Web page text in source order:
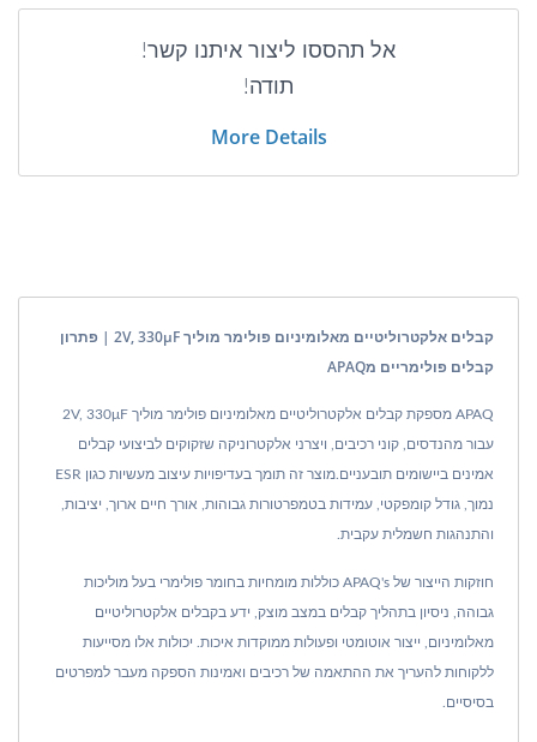
אל תהססו ליצור איתנו קשר!
תודה!
More Details
קבלים אלקטרוליטיים מאלומיניום פולימר מוליך 2V, 330μF | פתרון
קבלים פולימריים מAPAQ
APAQ מספקת קבלים אלקטרוליטיים מאלומיניום פולימר מוליך 2V, 330μF
עבור מהנדסים, קוני רכיבים, ויצרני אלקטרוניקה שזקוקים לביצועי קבלים
אמינים ביישומים תובעניים.מוצר זה תומך בעדיפויות עיצוב מעשיות כגון ESR
נמוך, גודל קומפקטי, עמידות בטמפרטורות גבוהות, אורך חיים ארוך, יציבות,
והתנהגות חשמלית עקבית.
חוזקות הייצור של APAQ's כוללות מומחיות בחומר פולימרי בעל מוליכות
גבוהה, ניסיון בתהליך קבלים במצב מוצק, ידע בקבלים אלקטרוליטיים
מאלומיניום, ייצור אוטומטי ופעולות ממוקדות איכות. יכולות אלו מסייעות
ללקוחות להעריך את ההתאמה של רכיבים ואמינות הספקה מעבר למפרטים
בסיסיים.